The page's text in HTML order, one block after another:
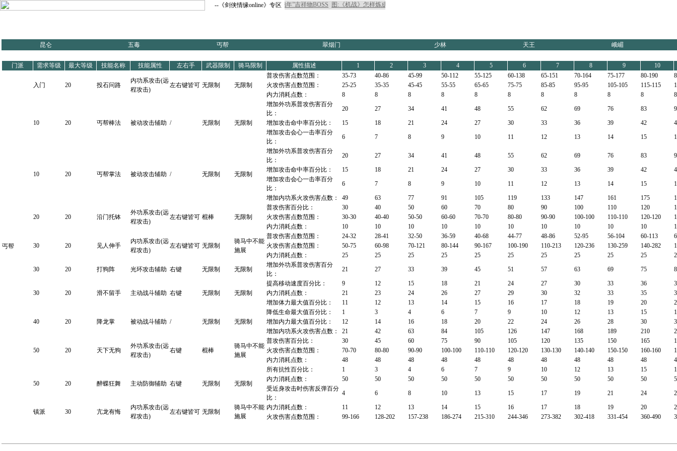
--《剑侠情缘online》专区
昆仑 五毒 丐帮 翠烟门 少林 天王 峨嵋
门派 需求等级 最大等级 技能名称 技能属性 左右手 武器限制 骑马限制 属性描述 1 2 3 4 5 6 7 8 9 10
丐帮
入门 20 投石问路
内功系攻击(远
程攻击)
左右键皆可 无限制 无限制
普攻伤害点数范围： 35-73 40-86 45-99 50-112 55-125 60-138 65-151 70-164 75-177 80-190
火攻伤害点数范围： 25-25 35-35 45-45 55-55 65-65 75-75 85-85 95-95 105-105 115-115
内力消耗点数： 8 8 8 8 8 8 8 8 8 8 8
10 20 丐帮棒法 被动攻击辅助 / 无限制 无限制
增加外功系普攻伤害百分
比：
20 27 34 41 48 55 62 69 76 83
增加攻击命中率百分比： 15 18 21 24 27 30 33 36 39 42
增加攻击会心一击率百分
比：
6 7 8 9 10 11 12 13 14 15
10 20 丐帮掌法 被动攻击辅助 / 无限制 无限制
增加外功系普攻伤害百分
比：
20 27 34 41 48 55 62 69 76 83
增加攻击命中率百分比： 15 18 21 24 27 30 33 36 39 42
增加攻击会心一击率百分
比：
6 7 8 9 10 11 12 13 14 15
增加内功系火攻伤害点数： 49 63 77 91 105 119 133 147 161 175
20 20 沿门托钵
外功系攻击(远
程攻击)
左右键皆可 棍棒 无限制
普攻伤害百分比： 30 40 50 60 70 80 90 100 110 120
火攻伤害点数范围： 30-30 40-40 50-50 60-60 70-70 80-80 90-90 100-100 110-110 120-120
内力消耗点数： 10 10 10 10 10 10 10 10 10 10
30 20 见人伸手
内功系攻击(远
程攻击)
左右键皆可 无限制
骑马中不能
施展
普攻伤害点数范围： 24-32 28-41 32-50 36-59 40-68 44-77 48-86 52-95 56-104 60-113
火攻伤害点数范围： 50-75 60-98 70-121 80-144 90-167 100-190 110-213 120-236 130-259 140-282
内力消耗点数： 25 25 25 25 25 25 25 25 25 25
30
20 打狗阵 光环攻击辅助 右键 无限制 无限制
增加外功系普攻伤害百分
比：
21 27 33 39 45 51 57 63 69 75
30 20 滑不留手 主动战斗辅助 右键 无限制 无限制
提高移动速度百分比： 9 12 15 18 21 24 27 30 33 36
内力消耗点数： 21 23 24 26 27 29 30 32 33 35
增加体力最大值百分比： 11 12 13 14 15 16 17 18 19 20
40 20 降龙掌 被动战斗辅助 / 无限制 无限制
降低生命最大值百分比： 1 3 4 6 7 9 10 12 13 15
增加内力最大值百分比： 12 14 16 18 20 22 24 26 28 30
增加内功系火攻伤害点数： 21 42 63 84 105 126 147 168 189 210
50 20 天下无狗
外功系攻击(远
程攻击)
右键 棍棒
骑马中不能
施展
普攻伤害百分比： 30 45 60 75 90 105 120 135 150 165
火攻伤害点数范围： 70-70 80-80 90-90 100-100 110-110 120-120 130-130 140-140 150-150 160-160
内力消耗点数： 48 48 48 48 48 48 48 48 48 48
50 20 醉蝶狂舞 主动防御辅助 右键 无限制 无限制
所有抗性百分比： 1 3 4 6 7 9 10 12 13 15
内力消耗点数： 50 50 50 50 50 50 50 50 50 50
受近身攻击时伤害反弹百分
比：
4 6 8 10 13 15 17 19 21 24
镇派 30 亢龙有悔
内功系攻击(远
程攻击)
左右键皆可 无限制
骑马中不能
施展
内力消耗点数： 11 12 13 14 15 16 17 18 19 20
火攻伤害点数范围： 99-166 128-202 157-238 186-274 215-310 244-346 273-382 302-418 331-454 360-490